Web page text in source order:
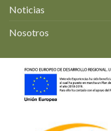
Noticias
Nosotros